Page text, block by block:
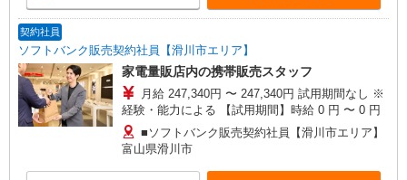
契約社員
ソフトバンク販売契約社員【滑川市エリア】
家電量販店内の携帯販売スタッフ
月給 247,340円 〜 247,340円 試用期間なし ※
経験・能力による 【試用期間】時給 0 円 〜 0 円
■ソフトバンク販売契約社員【滑川市エリア】
富山県滑川市